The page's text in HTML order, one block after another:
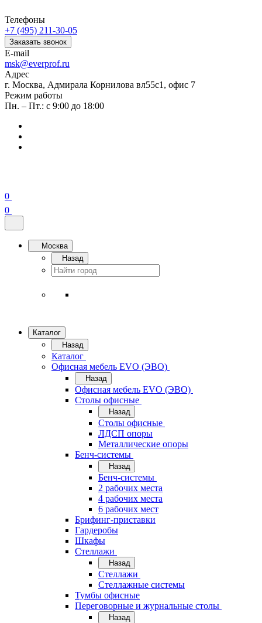
Телефоны
+7 (495) 211-30-05
Заказать звонок
E-mail
msk@everprof.ru
Адрес
г. Москва, Адмирала Корнилова вл55с1, офис 7
Режим работы
Пн. – Пт.: с 9:00 до 18:00
0
0
Москва
Назад
Каталог
Назад
Каталог
Офисная мебель EVO (ЭВО)
Назад
Офисная мебель EVO (ЭВО)
Cтолы офисные
Назад
Cтолы офисные
ЛДСП опоры
Металлические опоры
Бенч-системы
Назад
Бенч-системы
2 рабочих места
4 рабочих места
6 рабочих мест
Брифинг-приставки
Гардеробы
Шкафы
Стеллажи
Назад
Стеллажи
Стеллажные системы
Тумбы офисные
Переговорные и журнальные столы
Назад